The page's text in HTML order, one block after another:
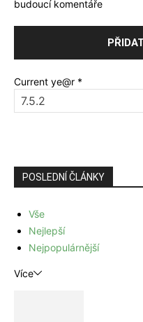
budoucí komentáře
Current ye@r *
POSLEDNÍ ČLÁNKY
Vše
Nejlepší
Nejpopulárnější
Více